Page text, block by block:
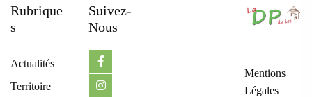
Rubrique
S
Actualités
Territoire
Suivez-
Nous
Mentions
Légales